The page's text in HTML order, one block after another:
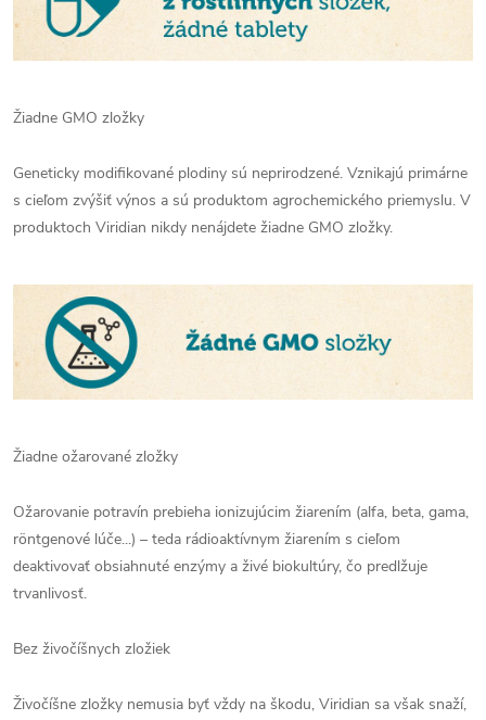
Žiadne GMO zložky
Geneticky modifikované plodiny sú neprirodzené. Vznikajú primárne
s cieľom zvýšiť výnos a sú produktom agrochemického priemyslu. V
produktoch Viridian nikdy nenájdete žiadne GMO zložky.
Žiadne ožarované zložky
Ožarovanie potravín prebieha ionizujúcim žiarením (alfa, beta, gama,
röntgenové lúče...) – teda rádioaktívnym žiarením s cieľom
deaktivovať obsiahnuté enzýmy a živé biokultúry, čo predlžuje
trvanlivosť.
Bez živočíšnych zložiek
Živočíšne zložky nemusia byť vždy na škodu, Viridian sa však snaží,